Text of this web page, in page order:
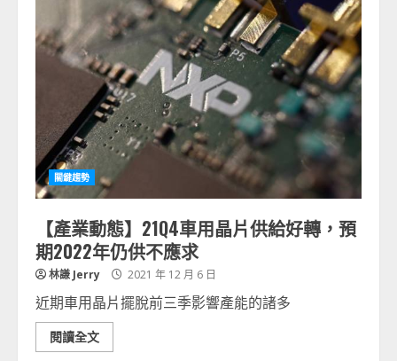
關鍵趨勢
【產業動態】21Q4車用晶片供給好轉，預
期2022年仍供不應求
林謙 Jerry 2021 年 12 月 6 日
近期車用晶片擺脫前三季影響產能的諸多
閱讀全文